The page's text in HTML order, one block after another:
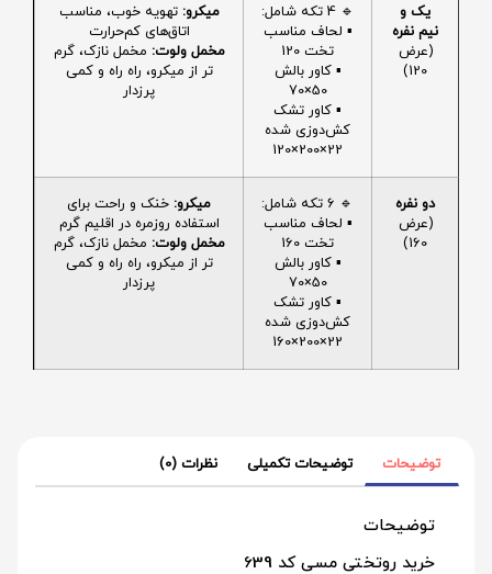
یک و
نیم نفره
(عرض
120)
🔹 4 تکه شامل:
▪️ لحاف مناسب
تخت 120
▪️ کاور بالش
50×70
▪️ کاور تشک
کش‌دوزی شده
22×200×120
میکرو: تهویه خوب، مناسب
اتاق‌های کم‌حرارت
مخمل ولوت: مخمل نازک، گرم
تر از میکرو، راه راه و کمی
پرزدار
دو نفره
(عرض
160)
🔹 6 تکه شامل:
▪️ لحاف مناسب
تخت 160
▪️ کاور بالش
50×70
▪️ کاور تشک
کش‌دوزی شده
22×200×160
میکرو: خنک و راحت برای
استفاده روزمره در اقلیم گرم
مخمل ولوت: مخمل نازک، گرم
تر از میکرو، راه راه و کمی
پرزدار
توضیحات توضیحات تکمیلی نظرات (0)
توضیحات
خرید روتختی مسی کد 639